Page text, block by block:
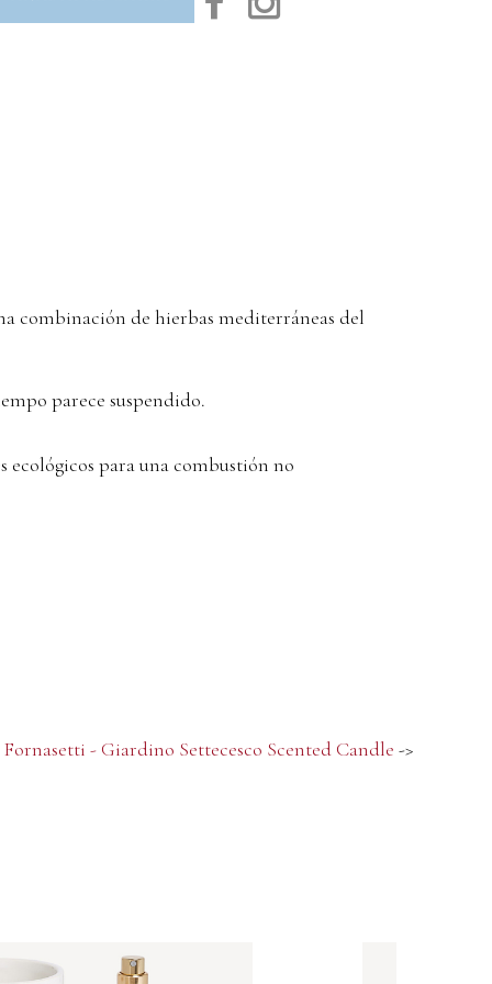
combinación de hierbas mediterráneas del
parece suspendido.
ecológicos para una combustión no
Fornasetti - Giardino Settecesco Scented Candle ->